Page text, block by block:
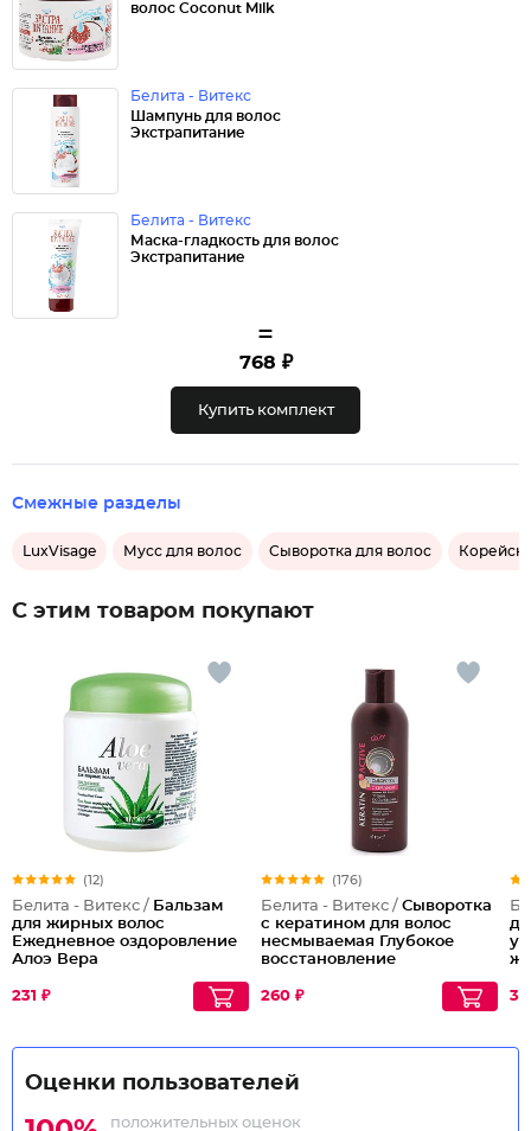
волос Coconut Milk
Белита - Витекс
Шампунь для волос
Экстрапитание
Белита - Витекс
Маска-гладкость для волос
Экстрапитание
=
768 ₽
Купить комплект
Смежные разделы
LuxVisage Мусс для волос Сыворотка для волос
С этим товаром покупают
(12)
Белита - Витекс / Бальзам
для жирных волос
Ежедневное оздоровление
Алоэ Вера
231 ₽
(176)
Белита - Витекс / Сыворотка
с кератином для волос
несмываемая Глубокое
восстановление
260 ₽
Оценки пользователей
положительных оценок